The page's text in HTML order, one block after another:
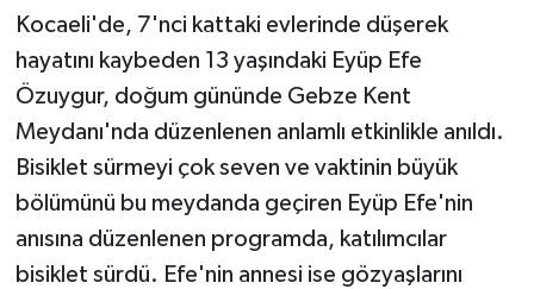
Kocaeli'de, 7'nci kattaki evlerinde düşerek
hayatını kaybeden 13 yaşındaki Eyüp Efe
Özuygur, doğum gününde Gebze Kent
Meydanı'nda düzenlenen anlamlı etkinlikle anıldı.
Bisiklet sürmeyi çok seven ve vaktinin büyük
bölümünü bu meydanda geçiren Eyüp Efe'nin
anısına düzenlenen programda, katılımcılar
bisiklet sürdü. Efe'nin annesi ise gözyaşlarını